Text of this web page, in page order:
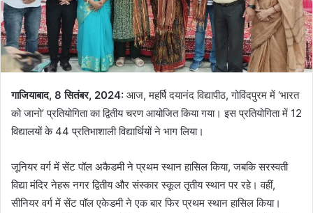
गाजियाबाद, 8 सितंबर, 2024: आज, महर्षि दयानंद विद्यापीठ, गोविंदपुरम में ‘भारत
को जानो’ प्रतियोगिता का द्वितीय चरण आयोजित किया गया। इस प्रतियोगिता में 12
विद्यालयों के 44 प्रतिभाशाली विद्यार्थियों ने भाग लिया।
जूनियर वर्ग में सेंट पॉल अकैडमी ने प्रथम स्थान हासिल किया, जबकि सरस्वती
विद्या मंदिर नेहरू नगर द्वितीय और संस्कार स्कूल तृतीय स्थान पर रहे। वहीं,
सीनियर वर्ग में सेंट पॉल एकेडमी ने एक बार फिर प्रथम स्थान हासिल किया।